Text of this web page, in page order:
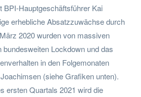
BPI-Hauptgeschäftsführer Kai
erhebliche Absatzzuwächse durch
2020 wurden von massiven
Lockdown und das
in den Folgemonaten
(siehe Grafiken unten).
ersten Quartals 2021 wird die